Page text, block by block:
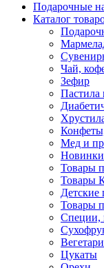
Подарочные
Каталог
Чай,
Зефир
Пастила
Мед и
Новинки
Товары
Товары
Детские
Товары
Специи,
Цукаты